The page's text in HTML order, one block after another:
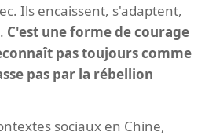
Ils encaissent, s'adaptent,
C'est une forme de courage
pas toujours comme
pas par la rébellion
sociaux en Chine,